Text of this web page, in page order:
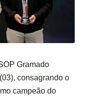
Gramado
consagrando o
campeão do